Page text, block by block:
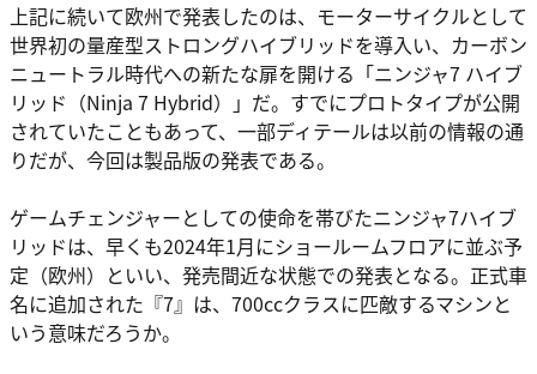
上記に続いて欧州で発表したのは、モーターサイクルとして
世界初の量産型ストロングハイブリッドを導入い、カーボン
ニュートラル時代への新たな扉を開ける「ニンジャ7 ハイブ
リッド（Ninja 7 Hybrid）」だ。すでにプロトタイプが公開
されていたこともあって、一部ディテールは以前の情報の通
りだが、今回は製品版の発表である。
ゲームチェンジャーとしての使命を帯びたニンジャ7ハイブ
リッドは、早くも2024年1月にショールームフロアに並ぶ予
定（欧州）といい、発売間近な状態での発表となる。正式車
名に追加された『7』は、700ccクラスに匹敵するマシンと
いう意味だろうか。